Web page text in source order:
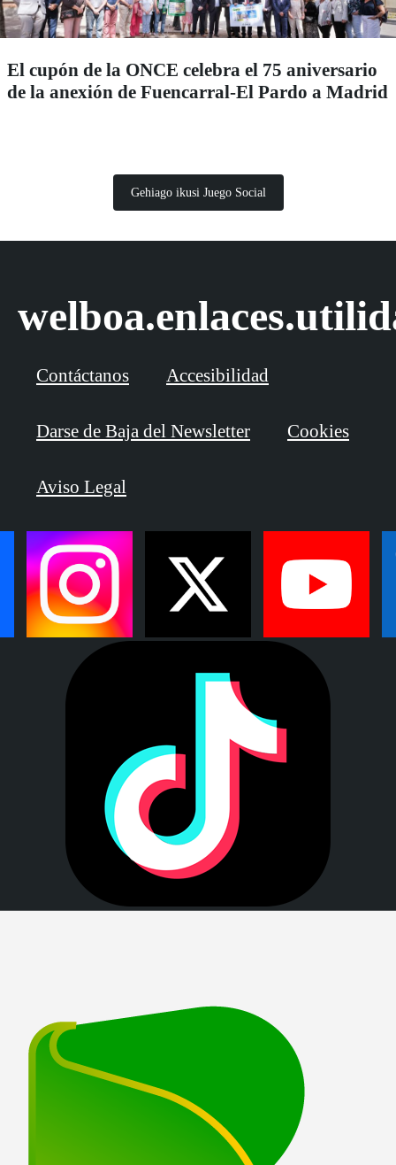
El cupón de la ONCE celebra el 75 aniversario
de la anexión de Fuencarral-El Pardo a Madrid
Gehiago ikusi Juego Social
Contáctanos Accesibilidad
Darse de Baja del Newsletter Cookies
Aviso Legal